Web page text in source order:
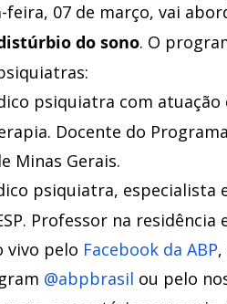
feira, 07 de março, vai
do sono. O
psiquiatra com atuação
Docente do
Minas Gerais.
psiquiatra, especialista
Professor na residência
vivo pelo Facebook da ABP
@abpbrasil ou pelo